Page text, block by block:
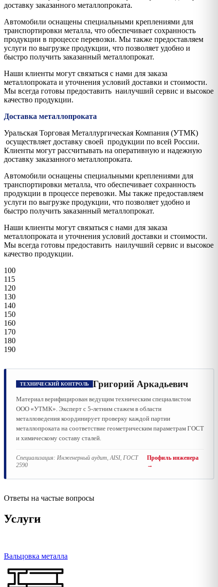
доставку заказанного металлопроката.
Автомобили оснащены специальными креплениями для
транспортировки металла, что обеспечивает сохранность
продукции в процессе перевозки. Мы также предоставляем
услуги по выгрузке продукции, что позволяет удобно и
быстро получить заказанный металлопрокат.
Наши клиенты могут связаться с нами для заказа
металлопроката и уточнения условий доставки и стоимости.
Мы всегда готовы предоставить наилучший сервис и высокое
качество продукции.
Доставка металлопроката
Уральская Торговая Металлургическая Компания (УТМК)
осуществляет доставку своей продукции по всей России.
Клиенты могут рассчитывать на оперативную и надежную
доставку заказанного металлопроката.
Автомобили оснащены специальными креплениями для
транспортировки металла, что обеспечивает сохранность
продукции в процессе перевозки. Мы также предоставляем
услуги по выгрузке продукции, что позволяет удобно и
быстро получить заказанный металлопрокат.
Наши клиенты могут связаться с нами для заказа
металлопроката и уточнения условий доставки и стоимости.
Мы всегда готовы предоставить наилучший сервис и высокое
качество продукции.
100
115
120
130
140
150
160
170
180
190
ТЕХНИЧЕСКИЙ КОНТРОЛЬ Григорий Аркадьевич
Материал верифицирован ведущим техническим специалистом
ООО «УТМК». Эксперт с 5-летним стажем в области
металловедения координирует проверку каждой партии
металлопроката на соответствие геометрическим параметрам ГОСТ
и химическому составу сталей.
Специализация: Инженерный аудит, AISI, ГОСТ
2590
Профиль инженера
→
Ответы на частые вопросы
Услуги
Вальцовка металла